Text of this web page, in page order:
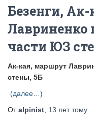
Безенги,
Лавриненко
части ЮЗ
Ак-кая, маршрут
стены, 5Б
(далее…)
Отalpinist 13 леттому